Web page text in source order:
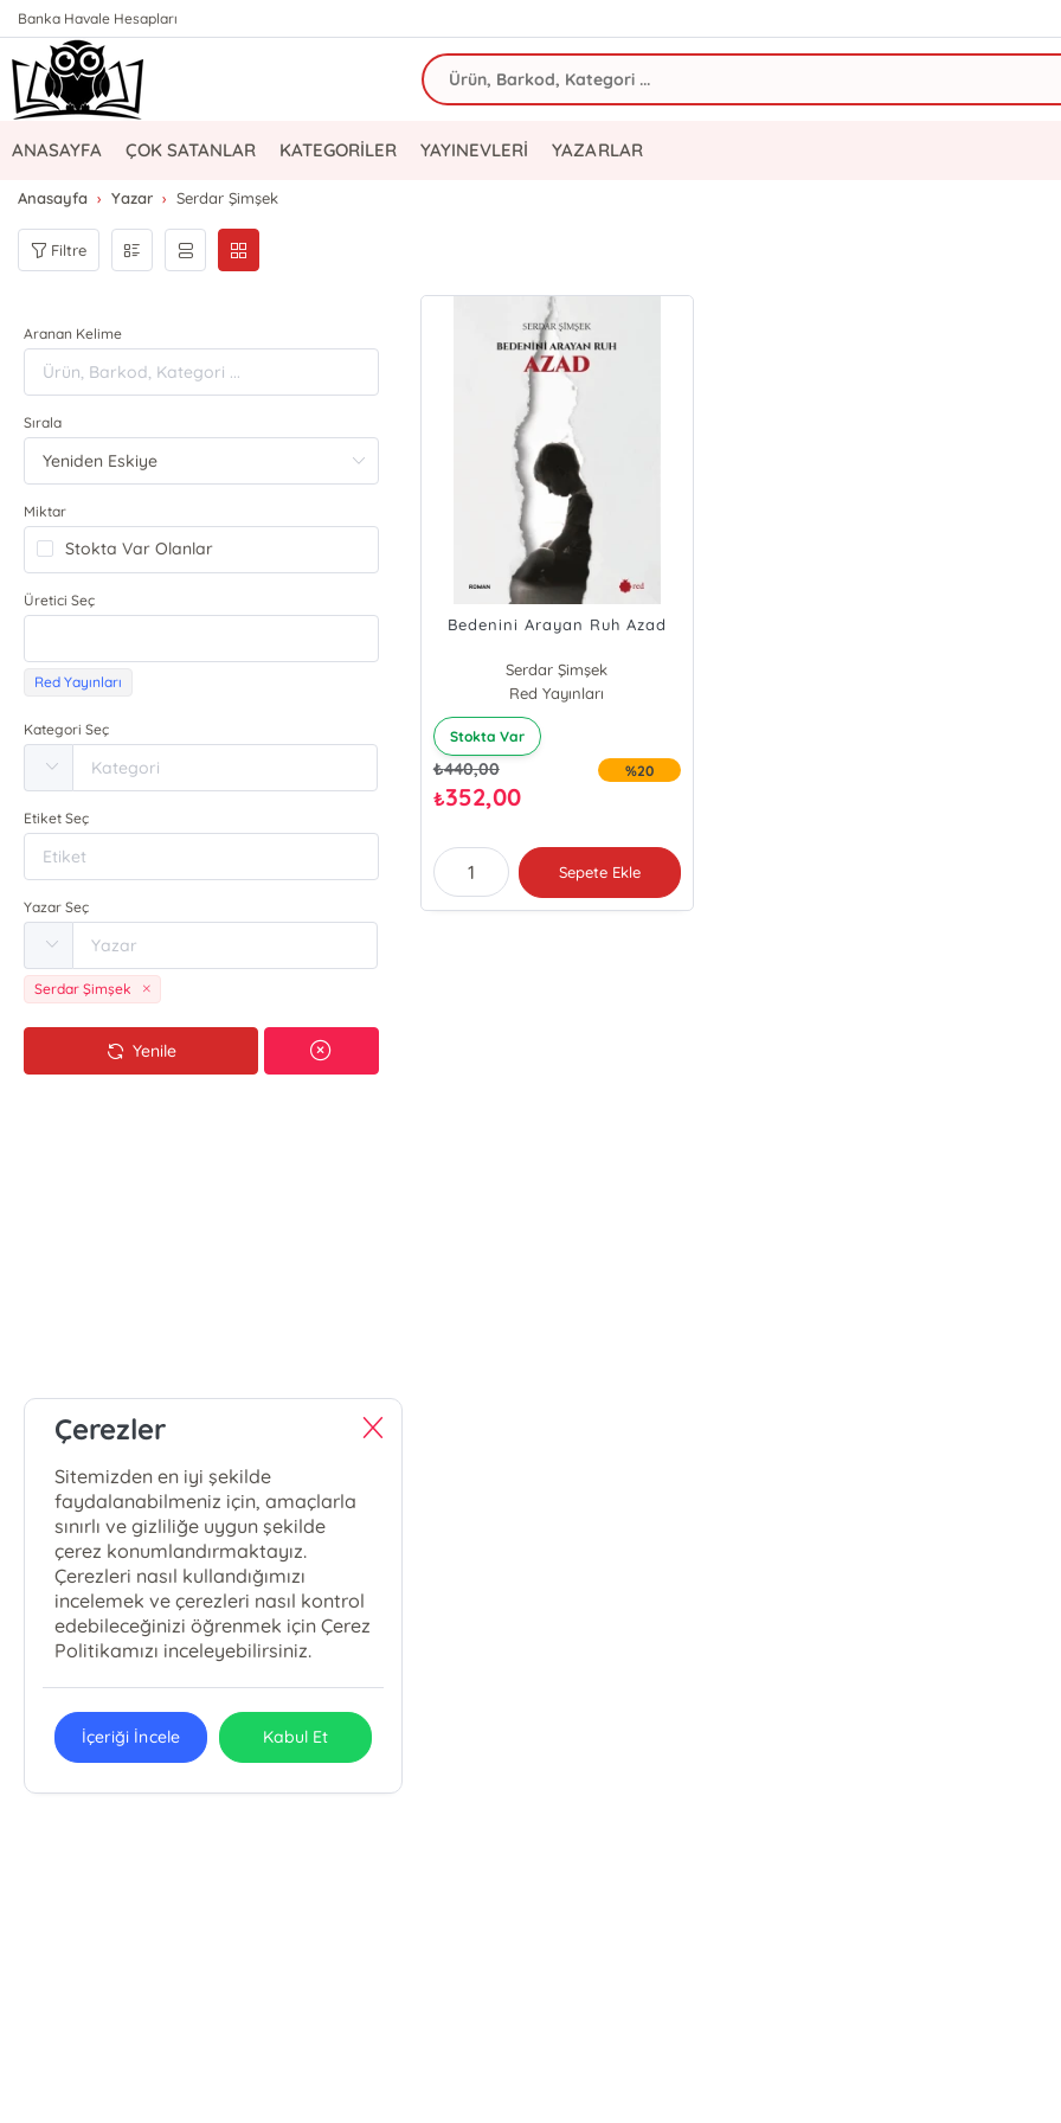
Banka Havale Hesapları
ANASAYFA ÇOK SATANLAR KATEGORİLER YAYINEVLERİ YAZARLAR
Anasayfa Yazar Serdar Şimşek
Filtre
Aranan Kelime
Sırala
Miktar
Stokta Var Olanlar
Üretici Seç
Red Yayınları
Kategori Seç
Etiket Seç
Yazar Seç
Serdar Şimşek
Yenile
Bedenini Arayan Ruh Azad
Serdar Şimşek
Red Yayınları
Stokta Var
₺440,00
₺352,00
%20
Sepete Ekle
Çerezler
Sitemizden en iyi şekilde
faydalanabilmeniz için, amaçlarla
sınırlı ve gizliliğe uygun şekilde
çerez konumlandırmaktayız.
Çerezleri nasıl kullandığımızı
incelemek ve çerezleri nasıl kontrol
edebileceğinizi öğrenmek için Çerez
Politikamızı inceleyebilirsiniz.
İçeriği İncele Kabul Et